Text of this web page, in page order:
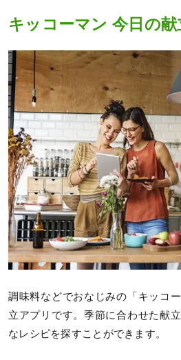
キッコーマン 今日の献
調味料などでおなじみの「キッコ
立アプリです。季節に合わせた献
なレシピを探すことができます。